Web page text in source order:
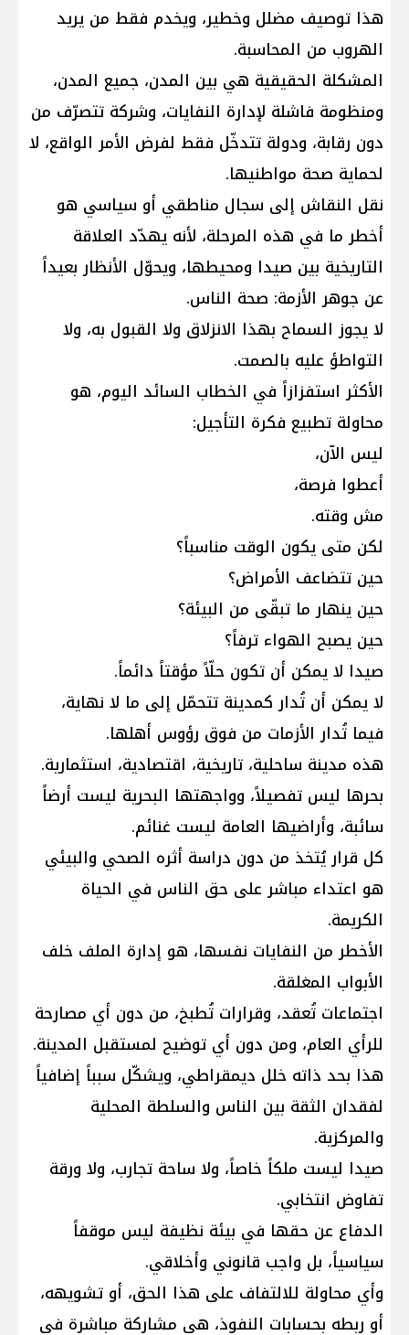
هذا توصيف مضلل وخطير، ويخدم فقط من يريد
الهروب من المحاسبة.
المشكلة الحقيقية هي بين المدن، جميع المدن،
ومنظومة فاشلة لإدارة النفايات، وشركة تتصرّف من
دون رقابة، ودولة تتدخّل فقط لفرض الأمر الواقع، لا
لحماية صحة مواطنيها.
نقل النقاش إلى سجال مناطقي أو سياسي هو
أخطر ما في هذه المرحلة، لأنه يهدّد العلاقة
التاريخية بين صيدا ومحيطها، ويحوّل الأنظار بعيداً
عن جوهر الأزمة: صحة الناس.
لا يجوز السماح بهذا الانزلاق ولا القبول به، ولا
التواطؤ عليه بالصمت.
الأكثر استفزازاً في الخطاب السائد اليوم، هو
محاولة تطبيع فكرة التأجيل:
ليس الآن،
أعطوا فرصة،
مش وقته.
لكن متى يكون الوقت مناسباً؟
حين تتضاعف الأمراض؟
حين ينهار ما تبقّى من البيئة؟
حين يصبح الهواء ترفاً؟
صيدا لا يمكن أن تكون حلّاً مؤقتاً دائماً.
لا يمكن أن تُدار كمدينة تتحمّل إلى ما لا نهاية،
فيما تُدار الأزمات من فوق رؤوس أهلها.
هذه مدينة ساحلية، تاريخية، اقتصادية، استثمارية.
بحرها ليس تفصيلاً، وواجهتها البحرية ليست أرضاً
سائبة، وأراضيها العامة ليست غنائم.
كل قرار يُتخذ من دون دراسة أثره الصحي والبيئي
هو اعتداء مباشر على حق الناس في الحياة
الكريمة.
الأخطر من النفايات نفسها، هو إدارة الملف خلف
الأبواب المغلقة.
اجتماعات تُعقد، وقرارات تُطبخ، من دون أي مصارحة
للرأي العام، ومن دون أي توضيح لمستقبل المدينة.
هذا بحد ذاته خلل ديمقراطي، ويشكّل سبباً إضافياً
لفقدان الثقة بين الناس والسلطة المحلية
والمركزية.
صيدا ليست ملكاً خاصاً، ولا ساحة تجارب، ولا ورقة
تفاوض انتخابي.
الدفاع عن حقها في بيئة نظيفة ليس موقفاً
سياسياً، بل واجب قانوني وأخلاقي.
وأي محاولة للالتفاف على هذا الحق، أو تشويهه،
أو ربطه بحسابات النفوذ، هي مشاركة مباشرة في